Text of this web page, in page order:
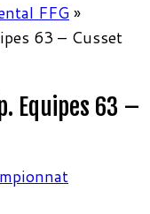
FFG»
63 – Cusset
Equipes 63 –